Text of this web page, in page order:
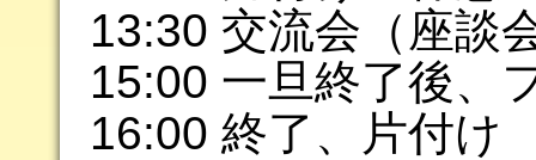
13:30 交流会（座談
15:00 一旦終了後、
16:00 終了、片付け